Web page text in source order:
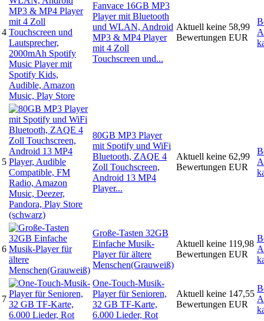
4
Fanvace 16GB MP3
Player mit Bluetooth
und WLAN, Android
MP3 & MP4 Player
mit 4 Zoll
Touchscreen und...
Aktuell keine
Bewertungen
58,99
EUR
5
80GB MP3 Player
mit Spotify und WiFi
Bluetooth, ZAQE 4
Zoll Touchscreen,
Android 13 MP4
Player...
Aktuell keine
Bewertungen
62,99
EUR
6
Große-Tasten 32GB
Einfache Musik-
Player für ältere
Menschen(Grauweiß)
Aktuell keine
Bewertungen
119,98
EUR
7
One-Touch-Musik-
Player für Senioren,
32 GB TF-Karte,
6.000 Lieder, Rot
Aktuell keine
Bewertungen
147,55
EUR